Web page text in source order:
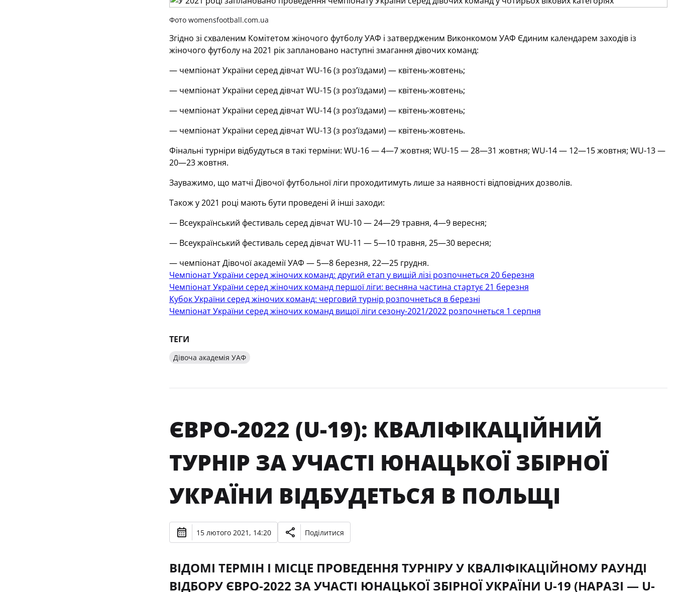
Фото womensfootball.com.ua
Згідно зі схваленим Комітетом жіночого футболу УАФ і затвердженим Виконкомом УАФ Єдиним календарем заходів із
жіночого футболу на 2021 рік заплановано наступні змагання дівочих команд:
— чемпіонат України серед дівчат WU-16 (з роз’їздами) — квітень-жовтень;
— чемпіонат України серед дівчат WU-15 (з роз’їздами) — квітень-жовтень;
— чемпіонат України серед дівчат WU-14 (з роз’їздами) — квітень-жовтень;
— чемпіонат України серед дівчат WU-13 (з роз’їздами) — квітень-жовтень.
Фінальні турніри відбудуться в такі терміни: WU-16 — 4—7 жовтня; WU-15 — 28—31 жовтня; WU-14 — 12—15 жовтня; WU-13 —
20—23 жовтня.
Зауважимо, що матчі Дівочої футбольної ліги проходитимуть лише за наявності відповідних дозволів.
Також у 2021 році мають бути проведені й інші заходи:
— Всеукраїнський фестиваль серед дівчат WU-10 — 24—29 травня, 4—9 вересня;
— Всеукраїнський фестиваль серед дівчат WU-11 — 5—10 травня, 25—30 вересня;
— чемпіонат Дівочої академії УАФ — 5—8 березня, 22—25 грудня.
Чемпіонат України серед жіночих команд: другий етап у вищій лізі розпочнеться 20 березня
Чемпіонат України серед жіночих команд першої ліги: весняна частина стартує 21 березня
Кубок України серед жіночих команд: черговий турнір розпочнеться в березні
Чемпіонат України серед жіночих команд вищої ліги сезону-2021/2022 розпочнеться 1 серпня
ТЕГИ
Дівоча академія УАФ
ЄВРО-2022 (U-19): КВАЛІФІКАЦІЙНИЙ
ТУРНІР ЗА УЧАСТІ ЮНАЦЬКОЇ ЗБІРНОЇ
УКРАЇНИ ВІДБУДЕТЬСЯ В ПОЛЬЩІ
15 лютого 2021, 14:20 Поділитися
ВІДОМІ ТЕРМІН І МІСЦЕ ПРОВЕДЕННЯ ТУРНІРУ У КВАЛІФІКАЦІЙНОМУ РАУНДІ
ВІДБОРУ ЄВРО-2022 ЗА УЧАСТІ ЮНАЦЬКОЇ ЗБІРНОЇ УКРАЇНИ U-19 (НАРАЗІ — U-